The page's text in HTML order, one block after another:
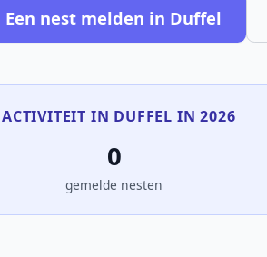
Een nest melden in Duffel
ACTIVITEIT IN DUFFEL IN 2026
0
gemelde nesten